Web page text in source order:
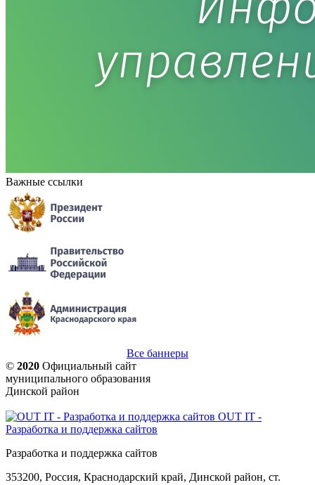
Важные ссылки
Все баннеры
© 2020 Официальный сайт
муниципального образования
Динской район
OUT IT -
Разработка и поддержка сайтов
Разработка и поддержка сайтов
353200, Россия, Краснодарский край, Динской район, ст.